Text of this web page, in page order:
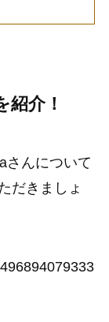
介！
さんについて
だきましょ